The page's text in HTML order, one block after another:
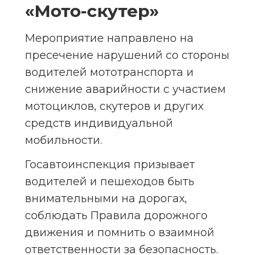
«Мото-скутер»
Мероприятие направлено на
пресечение нарушений со стороны
водителей мототранспорта и
снижение аварийности с участием
мотоциклов, скутеров и других
средств индивидуальной
мобильности.
Госавтоинспекция призывает
водителей и пешеходов быть
внимательными на дорогах,
соблюдать Правила дорожного
движения и помнить о взаимной
ответственности за безопасность.